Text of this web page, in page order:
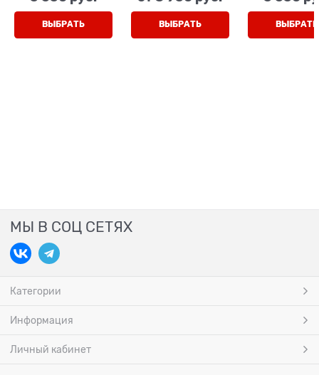
ВЫБРАТЬ
липучках
ВЫБРАТЬ
шнурки
ВЫБРАТЬ
МЫ В СОЦ СЕТЯХ
Категории
Информация
Личный кабинет